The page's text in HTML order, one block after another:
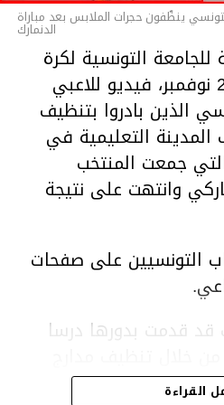
ينظّفون حجرات الملابس بعد مباراة
الدنمارك
التونسية لكرة
القدم اليوم الأربعاء 23 نوفمبر، فيديو للاعبي
الذين بادروا بتنظيف
التعليمية في
جمعت المنتخب
وانتهت على نتيجة
التونسيين على صفحات
قد قدمت بدورها درسا
القراءة